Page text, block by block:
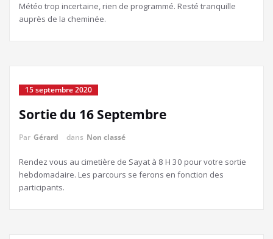
Météo trop incertaine, rien de programmé. Resté tranquille
auprès de la cheminée.
15 septembre 2020
Sortie du 16 Septembre
Par Gérard dans Non classé
Rendez vous au cimetière de Sayat à 8 H 30 pour votre sortie
hebdomadaire. Les parcours se ferons en fonction des
participants.